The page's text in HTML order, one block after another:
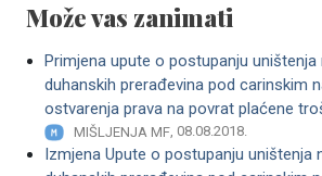
Može vas zanimati
Primjena upute o postupanju uništenja
duhanskih prerađevina pod carinskim
ostvarenja prava na povrat plaćene
MIŠLJENJA MF, 08.08.2018.
Izmjena Upute o postupanju uništenja